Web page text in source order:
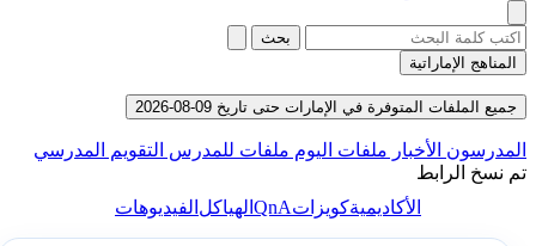
بحث
المناهج الإماراتية
جميع الملفات المتوفرة في الإمارات حتى تاريخ 09-08-2026
المدرسون الأخبار ملفات اليوم ملفات للمدرس التقويم المدرسي
تم نسخ الرابط
الأكاديميةكويزاتQnAالهياكلالفيديوهات